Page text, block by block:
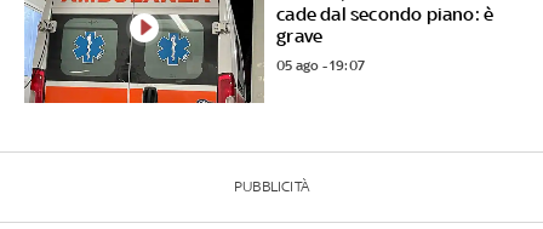
cade dal secondo piano: è
grave
05 ago - 19:07
PUBBLICITÀ